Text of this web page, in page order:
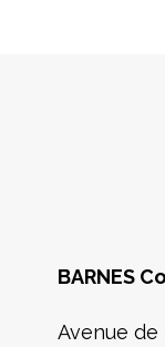
BARNES
Avenue de